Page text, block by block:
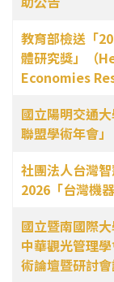
教育部檢送「
體研究獎」（
Economies
國立陽明交通
聯盟學術年會」
社團法人台灣
2026「台灣機
國立暨南國際
中華觀光管理
術論壇暨研討